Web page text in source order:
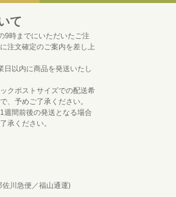
て
9時までにいただいたご注
注文確定のご案内を差し上
日以内に商品を発送いたし
クポストサイズでの配送希
、予めご了承ください。
週間前後の発送となる場合
承ください。
川急便／福山通運)